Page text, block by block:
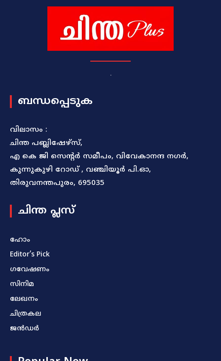
.
ബന്ധപ്പെടുക
വിലാസം :
ചിന്ത പബ്ലിഷേഴ്സ്,
എ കെ ജി സെന്റർ സമീപം, വിവേകാനന്ദ നഗർ,
കുന്നുകുഴി റോഡ് , വഞ്ചിയൂർ പി.ഓ,
തിരുവനന്തപുരം, 695035
ചിന്ത പ്ലസ്
ഹോം
Editor’s Pick
ഗവേഷണം
സിനിമ
ലേഖനം
ചിത്രകല
ജൻഡർ